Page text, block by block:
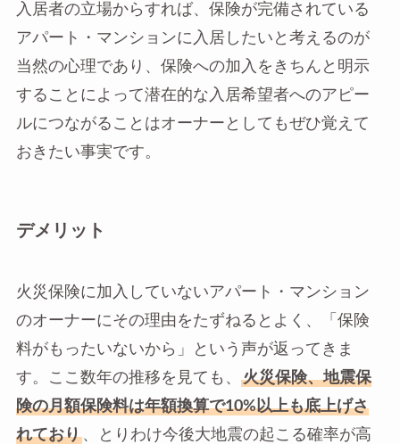
入居者の立場からすれば、保険が完備されている
アパート・マンションに入居したいと考えるのが
当然の心理であり、保険への加入をきちんと明示
することによって潜在的な入居希望者へのアピー
ルにつながることはオーナーとしてもぜひ覚えて
おきたい事実です。
デメリット
火災保険に加入していないアパート・マンション
のオーナーにその理由をたずねるとよく、「保険
料がもったいないから」という声が返ってきま
す。ここ数年の推移を見ても、
火災保険、地震保
険の月額保険料は年額換算で10%以上も底上げさ
れており、とりわけ今後大地震の起こる確率が高